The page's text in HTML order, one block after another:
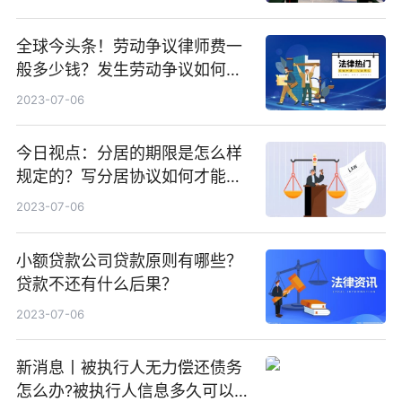
全球今头条！劳动争议律师费一
般多少钱？发生劳动争议如何算
工资？
2023-07-06
今日视点：分居的期限是怎么样
规定的？写分居协议如何才能有
效？
2023-07-06
小额贷款公司贷款原则有哪些？
贷款不还有什么后果？
2023-07-06
新消息丨被执行人无力偿还债务
怎么办?被执行人信息多久可以